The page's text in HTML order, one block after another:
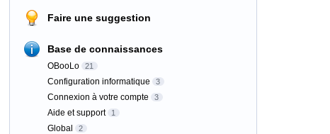
Faire une suggestion
Base de connaissances
OBooLo 21
Configuration informatique 3
Connexion à votre compte 3
Aide et support 1
Global 2